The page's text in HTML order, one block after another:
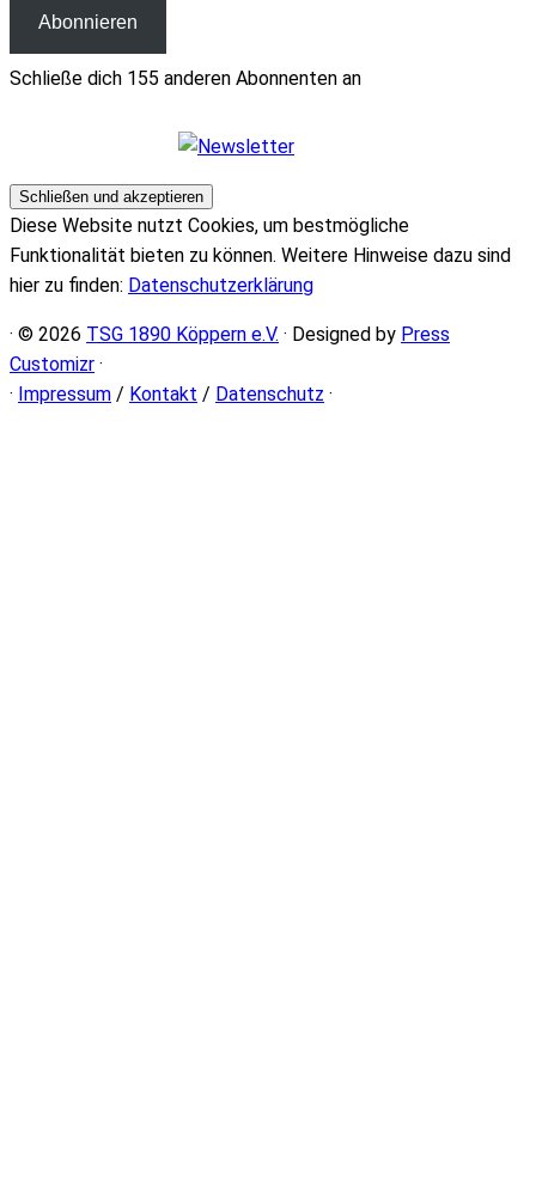
Abonnieren
Schließe dich 155 anderen Abonnenten an
Diese Website nutzt Cookies, um bestmögliche
Funktionalität bieten zu können. Weitere Hinweise dazu sind
hier zu finden: Datenschutzerklärung
· © 2026 TSG 1890 Köppern e.V. · Designed by Press
Customizr ·
· Impressum / Kontakt / Datenschutz ·